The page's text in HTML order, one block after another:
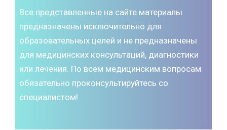
Все представленные на сайте материалы
предназначены исключительно для
образовательных целей и не предназначены
для медицинских консультаций, диагностики
или лечения. По всем медицинским вопросам
обязательно проконсультируйтесь со
специалистом!